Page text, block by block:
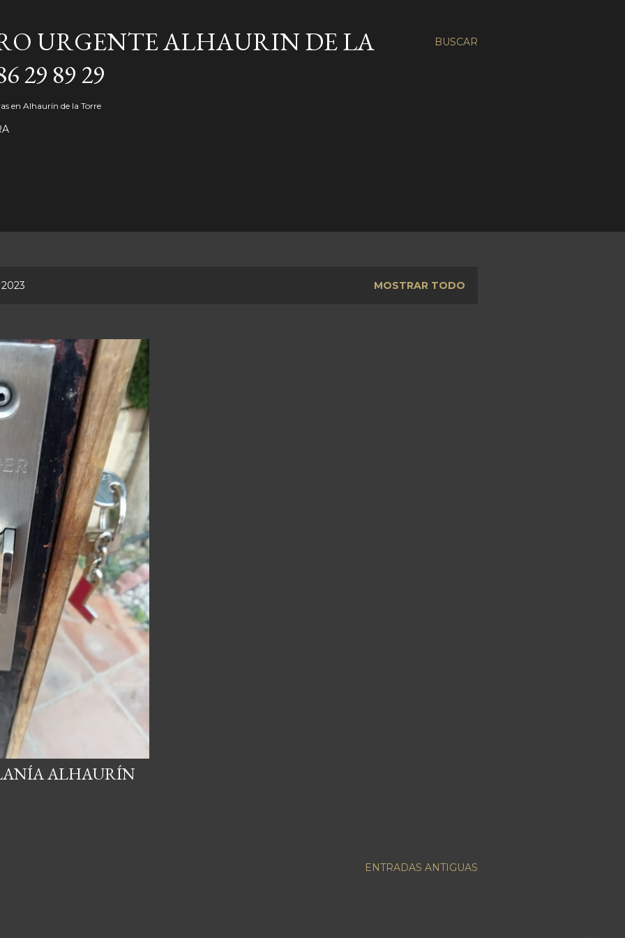
BUSCAR
URGENTE ALHAURIN DE LA
29 89 29
en Alhaurín de la Torre
MOSTRAR TODO
ALHAURÍN
ENTRADAS ANTIGUAS